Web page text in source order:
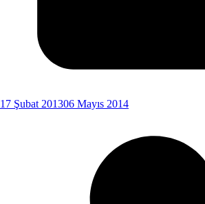
17 Şubat 201306 Mayıs 2014